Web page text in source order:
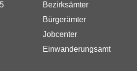
Bezirksämter
Bürgerämter
Jobcenter
Einwanderungsamt